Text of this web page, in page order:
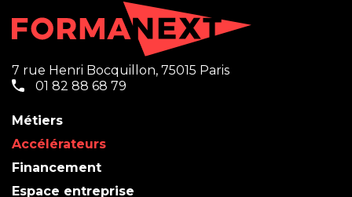
7 rue Henri Bocquillon, 75015 Paris
01 82 88 68 79
Métiers
Accélérateurs
Financement
Espace entreprise